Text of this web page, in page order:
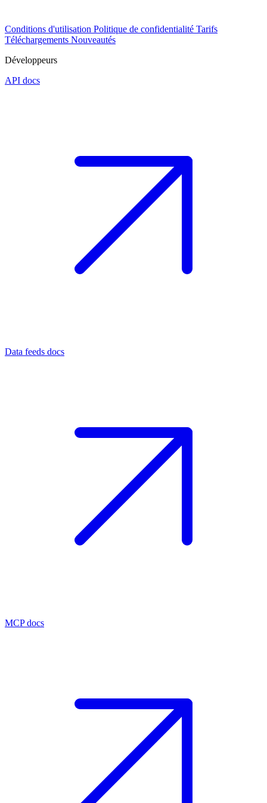
Conditions d'utilisation Politique de confidentialité Tarifs
Téléchargements Nouveautés
Développeurs
API docs
Data feeds docs
MCP docs